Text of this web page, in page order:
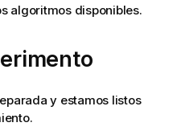
algoritmos disponibles.
y estamos listos